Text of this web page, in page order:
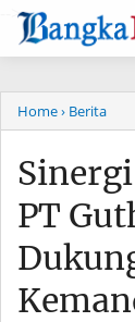
-->
Home› Berita
PT